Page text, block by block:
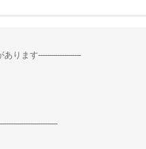
ります--------------------